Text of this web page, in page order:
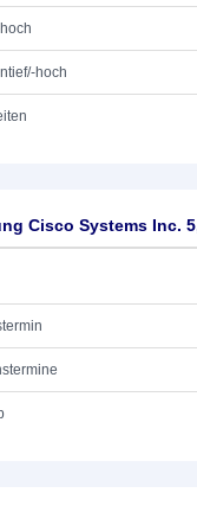
hoch
Cisco Systems Inc.